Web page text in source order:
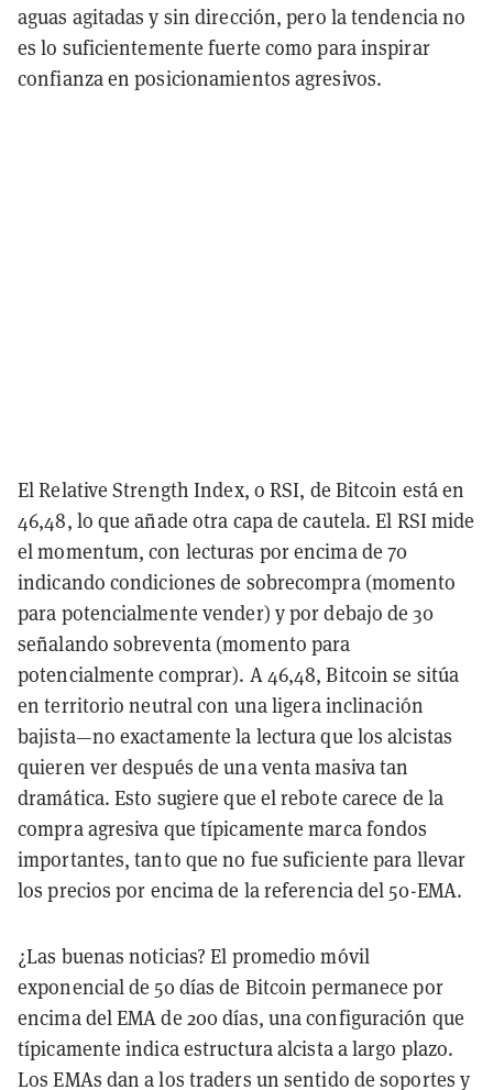
aguas agitadas y sin dirección, pero la tendencia no
es lo suficientemente fuerte como para inspirar
confianza en posicionamientos agresivos.
El Relative Strength Index, o RSI, de Bitcoin está en
46,48, lo que añade otra capa de cautela. El RSI mide
el momentum, con lecturas por encima de 70
indicando condiciones de sobrecompra (momento
para potencialmente vender) y por debajo de 30
señalando sobreventa (momento para
potencialmente comprar). A 46,48, Bitcoin se sitúa
en territorio neutral con una ligera inclinación
bajista—no exactamente la lectura que los alcistas
quieren ver después de una venta masiva tan
dramática. Esto sugiere que el rebote carece de la
compra agresiva que típicamente marca fondos
importantes, tanto que no fue suficiente para llevar
los precios por encima de la referencia del 50-EMA.
¿Las buenas noticias? El promedio móvil
exponencial de 50 días de Bitcoin permanece por
encima del EMA de 200 días, una configuración que
típicamente indica estructura alcista a largo plazo.
Los EMAs dan a los traders un sentido de soportes y